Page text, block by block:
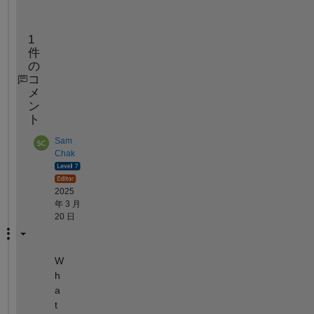
1
件
の
コ
メ
ン
ト
Sam
Chak
2025
年 3 月
20 日
W
h
a
t